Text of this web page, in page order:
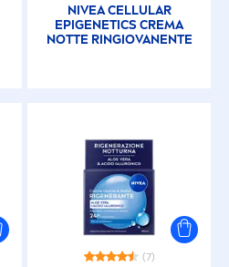
NIVEA CELLULAR
EPIGENETICS CREMA
NOTTE RINGIOVANENTE
(7)